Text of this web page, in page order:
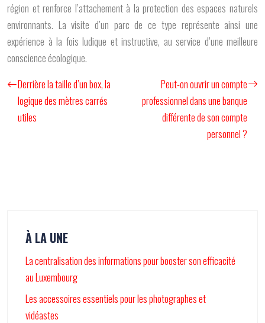
région et renforce l’attachement à la protection des espaces naturels
environnants. La visite d’un parc de ce type représente ainsi une
expérience à la fois ludique et instructive, au service d’une meilleure
conscience écologique.
Derrière la taille d’un box, la
logique des mètres carrés
utiles
Peut-on ouvrir un compte
professionnel dans une banque
différente de son compte
personnel ?
À LA UNE
La centralisation des informations pour booster son efficacité
au Luxembourg
Les accessoires essentiels pour les photographes et
vidéastes